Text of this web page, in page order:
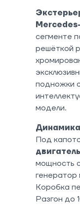
сегменте
решёткой
подножки
модели.
Под
двигатель
мощность
Коробка
Разгон до